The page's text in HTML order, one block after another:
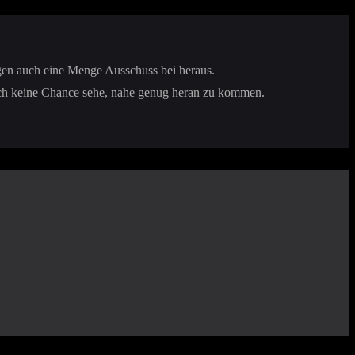
auch eine Menge Ausschuss bei heraus.
Chance sehe, nahe genug heran zu kommen.